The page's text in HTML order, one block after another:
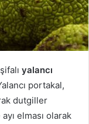
yalancı
portakal,
dutgiller
elması olarak